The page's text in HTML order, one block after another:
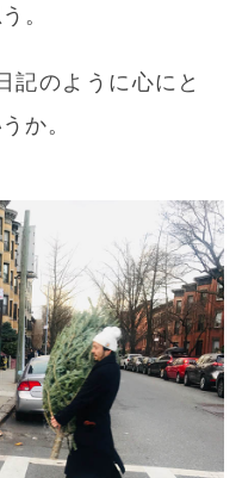
。
記のように心にと
か。